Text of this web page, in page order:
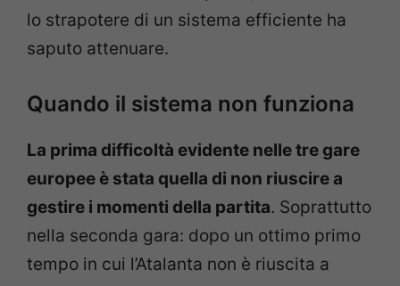
lo strapotere di un sistema efficiente ha
saputo attenuare.
Quando il sistema non funziona
La prima difficoltà evidente nelle tre gare
europee è stata quella di non riuscire a
gestire i momenti della partita. Soprattutto
nella seconda gara: dopo un ottimo primo
tempo in cui l’Atalanta non è riuscita a